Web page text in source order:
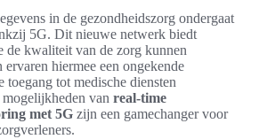
in de gezondheidszorg ondergaat
5G. Dit nieuwe netwerk biedt
de kwaliteit van de zorg kunnen
ervaren hiermee een ongekende
tot medische diensten
van real-time
met 5G zijn een gamechanger voor